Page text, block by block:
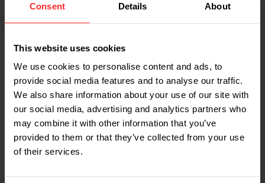
Consent Details About
This website uses cookies
We use cookies to personalise content and ads, to
provide social media features and to analyse our traffic.
We also share information about your use of our site with
our social media, advertising and analytics partners who
may combine it with other information that you’ve
provided to them or that they’ve collected from your use
of their services.
Drehkranz sollten aber auch sperrige Güter
transportiert und gewogen werden können.
Smurfit Kappa
Produktion von im Offsetverfahren bedruckten
Verpackungen spezialisiert. Die Abfallgewichte
sammeln Sie für die einzelnen Produktionsschritte
pro Tag und Sie vergleichen sie mit den am
betreffenden Tag ausgeführten
Produktionsaufträgen. Der Zweck des Wiegens
liegt darin, ein genaues Bild von unseren
überwachen, welche Auswirkungen bestimmte